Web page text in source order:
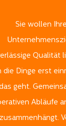
Sie wollen
Qualität
die Dinge erst
geht.
Abläufe
zusammenhängt.